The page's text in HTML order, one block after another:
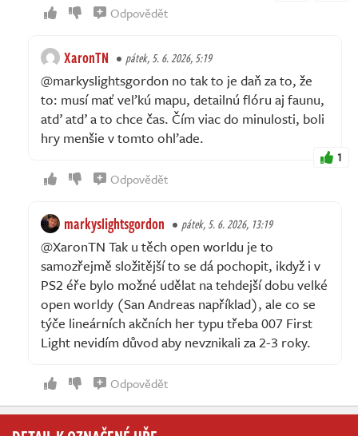
Odpovědět
XaronTN pátek, 5. 6. 2026, 5:19
@markyslightsgordon no tak to je daň za to, že
to: musí mať veľkú mapu, detailnú flóru aj faunu,
atď atď a to chce čas. Čím viac do minulosti, boli
hry menšie v tomto ohľade.
1
Odpovědět
markyslightsgordon pátek, 5. 6. 2026, 13:19
@XaronTN Tak u těch open worldu je to
samozřejmě složitější to se dá pochopit, ikdyž i v
PS2 éře bylo možné udělat na tehdejší dobu velké
open worldy (San Andreas například), ale co se
týče lineárních akčních her typu třeba 007 First
Light nevidím důvod aby nevznikali za 2-3 roky.
Odpovědět